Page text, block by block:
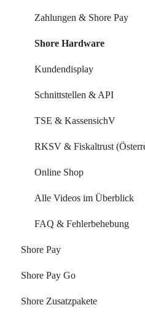
Mitarbeiter & Ressourcen
Kundenverwaltung
Kundenkommunikation
Auswertungen
Marketing Funktionen
Alle Videos im Überblick
FAQ & Fehlerbehebung
Zahlungen & Shore Pay
Shore Hardware
Kundendisplay
Schnittstellen & API
TSE & KassensichV
RKSV & Fiskaltrust
Online Shop
Alle Videos im Überblick
FAQ & Fehlerbehebung
Shore Pay
Erste Schritte
FAQs - Fragen & Antworten
Shore Pay Go
Shore Zusatzpakete